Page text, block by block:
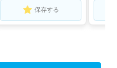
保存する